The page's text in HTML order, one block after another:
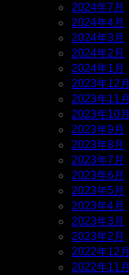
2024年7月
2024年4月
2024年3月
2024年2月
2024年1月
2023年12月
2023年11月
2023年10月
2023年9月
2023年8月
2023年7月
2023年6月
2023年5月
2023年4月
2023年3月
2023年2月
2022年12月
2022年11月